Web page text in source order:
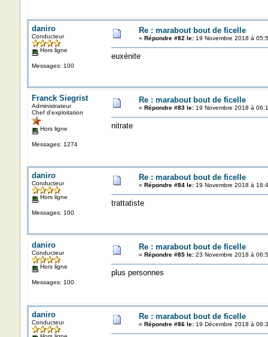
daniro
Conducteur
Hors ligne
Messages: 100
Re : marabout bout de ficelle
« Répondre #82 le:19 Novembre 2018 à
euxénite
Franck Siegrist
Administrateur
Chef d'exploitation
Hors ligne
Messages: 1274
Re : marabout bout de ficelle
« Répondre #83 le:19 Novembre 2018 à
nitrate
daniro
Conducteur
Hors ligne
Messages: 100
Re : marabout bout de ficelle
« Répondre #84 le:19 Novembre 2018 à
trattatiste
daniro
Conducteur
Hors ligne
Messages: 100
Re : marabout bout de ficelle
« Répondre #85 le:23 Novembre 2018 à
plus personnes
daniro
Conducteur
Re : marabout bout de ficelle
« Répondre #86 le:19 Décembre 2018 à